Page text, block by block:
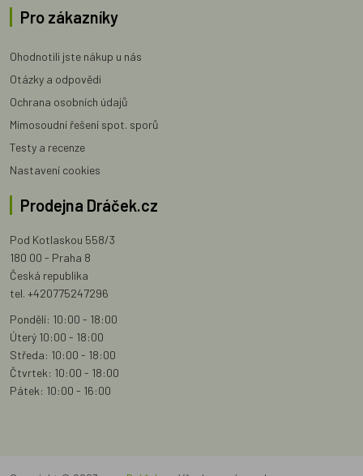
Pro zákazníky
Ohodnotili jste nákup u nás
Otázky a odpovědi
Ochrana osobních údajů
Mimosoudní řešení spot. sporů
Testy a recenze
Nastavení cookies
Prodejna Dráček.cz
Pod Kotlaskou 558/3
180 00 - Praha 8
Česká republika
tel. +420775247296
Pondělí: 10:00 - 18:00
Úterý 10:00 - 18:00
Středa: 10:00 - 18:00
Čtvrtek: 10:00 - 18:00
Pátek: 10:00 - 16:00